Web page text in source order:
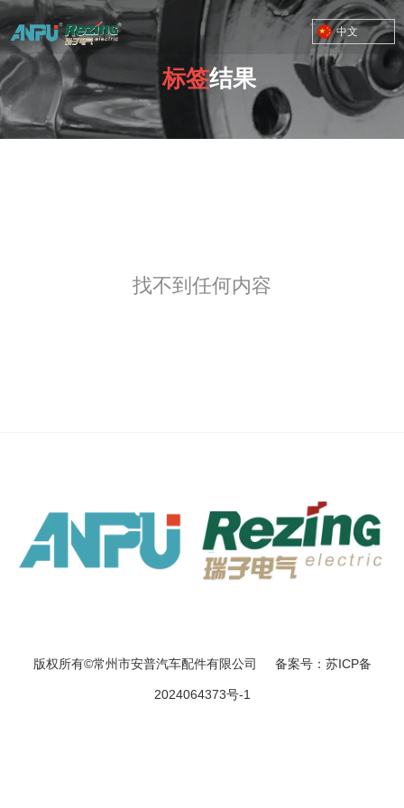
中文
标签结果
TOYOTA MOTOR CORPORATION
找不到任何内容
版权所有©常州市安普汽车配件有限公司 备案号：苏ICP备
2024064373号-1